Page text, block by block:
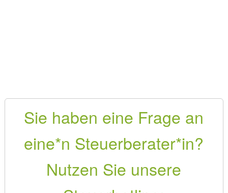
Sie haben eine Frage an
eine*n Steuerberater*in?
Nutzen Sie unsere